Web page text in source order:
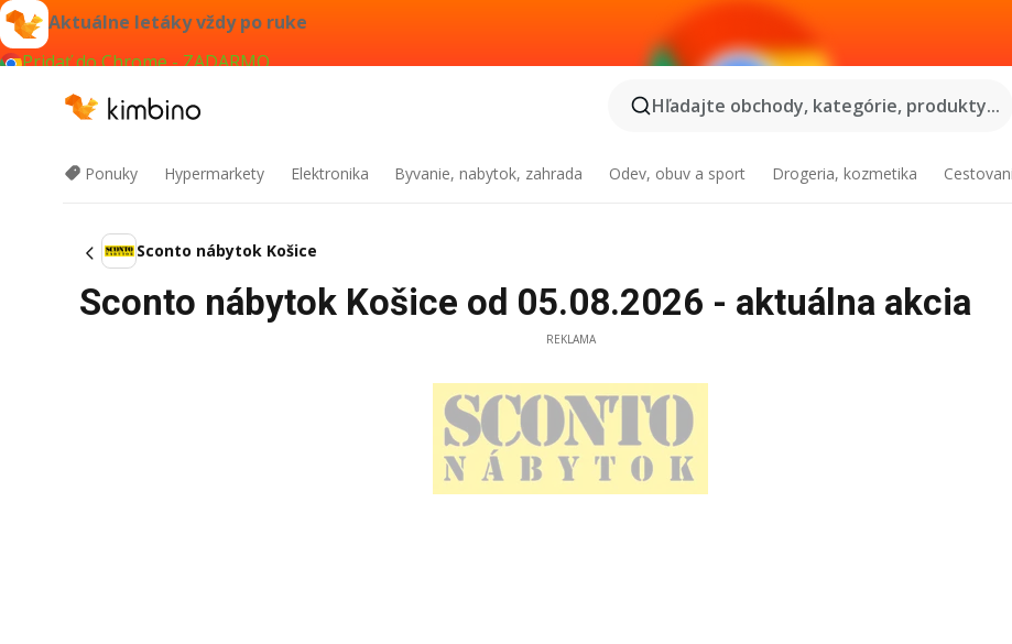
Aktuálne letáky vždy po ruke
Pridať do Chrome - ZADARMO
Hľadajte obchody, kategórie, produkty...
Ponuky Hypermarkety Elektronika Byvanie, nabytok, zahrada Odev, obuv a sport Drogeria, kozmetika
Sconto nábytok Košice
Sconto nábytok Košice od 05.08.2026 - aktuálna akcia
REKLAMA